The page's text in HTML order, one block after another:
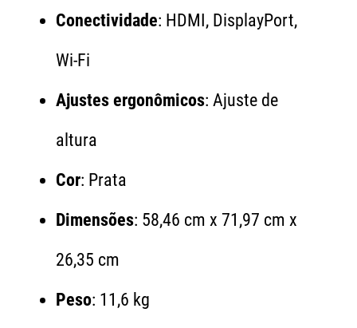
Conectividade: HDMI, DisplayPort,
Wi-Fi
Ajustes ergonômicos: Ajuste de
altura
Cor: Prata
Dimensões: 58,46 cm x 71,97 cm x
26,35 cm
Peso: 11,6 kg